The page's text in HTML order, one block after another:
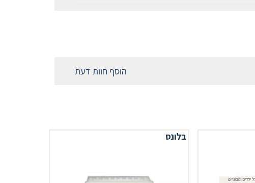
הוסף חוות דעת
בלונס